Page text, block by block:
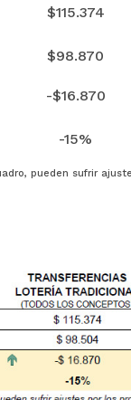
$115.374
$98.870
-$16.870
-15%
pueden sufrir